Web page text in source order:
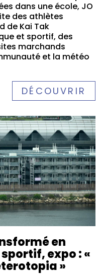
dans une école, JO
des athlètes
de Kai Tak
et sportif, des
marchands
et la météo
DÉCOUVRIR
en
expo : «
»